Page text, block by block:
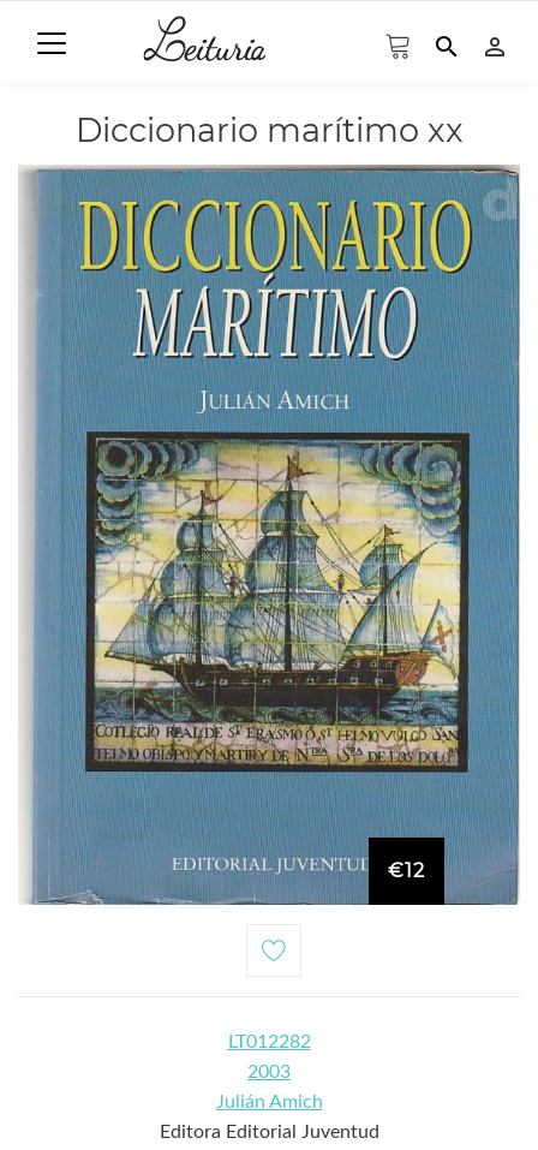
search person_outline
Diccionario marítimo xx
€12
LT012282
2003
Julián Amich
Editora Editorial Juventud